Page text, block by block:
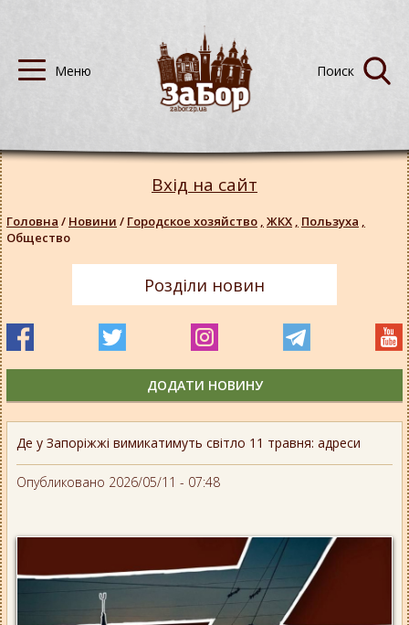
Де у Запоріжжі вимикатимуть світло 11 травня: адреси
Опубликовано 2026/05/11 - 07:48
Вхід на сайт
Головна / Новини / Городское хозяйство , ЖКХ , Пользуха ,
Общество
Розділи новин
ДОДАТИ НОВИНУ